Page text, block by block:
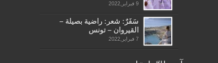
9 فبراير,2022
سَفَرٌ: شعر: راضية بصيلة –
القيروان – تونس
7 فبراير,2022